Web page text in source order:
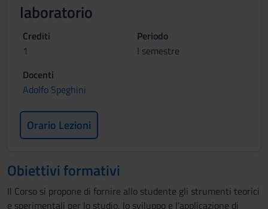
laboratorio
Crediti
1
Periodo
I semestre
Docenti
Adolfo Speghini
Orario Lezioni
Obiettivi formativi
Il Corso si propone di fornire allo studente gli strumenti teorici
e sperimentali per lo studio, lo sviluppo e l’applicazione di